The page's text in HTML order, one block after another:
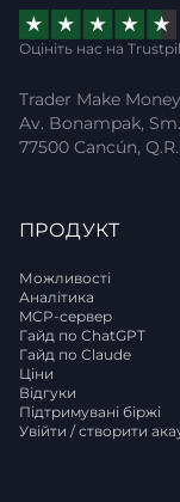
Оцініть нас на
Trader Make
Av. Bonampak,
77500 Cancún,
ПРОДУКТ
Можливості
Аналітика
MCP-сервер
Гайд по ChatGPT
Гайд по Claude
Ціни
Відгуки
Підтримувані біржі
Увійти / створити